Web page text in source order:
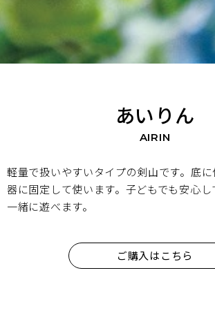
あいりん
AIRIN
軽量で扱いやすいタイプの剣山です。底
器に固定して使います。子どもでも安心
一緒に遊べます。
ご購入はこちら